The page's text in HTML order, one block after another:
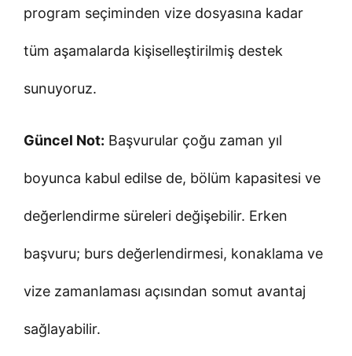
program seçiminden vize dosyasına kadar
tüm aşamalarda kişiselleştirilmiş destek
sunuyoruz.
Güncel Not: Başvurular çoğu zaman yıl
boyunca kabul edilse de, bölüm kapasitesi ve
değerlendirme süreleri değişebilir. Erken
başvuru; burs değerlendirmesi, konaklama ve
vize zamanlaması açısından somut avantaj
sağlayabilir.